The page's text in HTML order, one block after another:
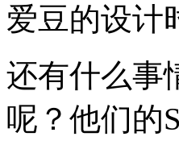
爱豆的设计
还有什么事
呢？他们的